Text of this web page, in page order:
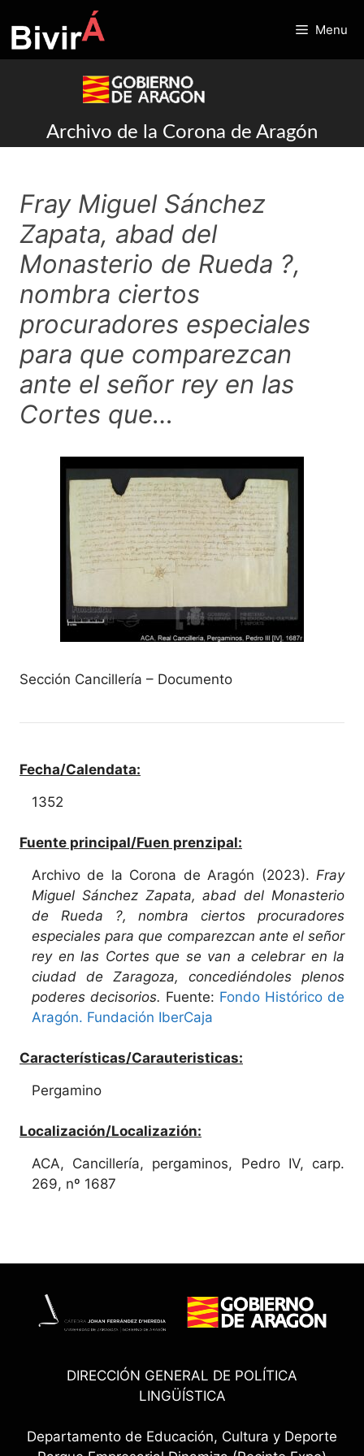
to
content
Menu
Archivo de la Corona de Aragón
Fray Miguel Sánchez
Zapata, abad del
Monasterio de Rueda ?,
nombra ciertos
procuradores especiales
para que comparezcan
ante el señor rey en las
Cortes que…
Sección Cancillería – Documento
Fecha/Calendata:
1352
Fuente principal/Fuen prenzipal:
Archivo de la Corona de Aragón (2023). Fray
Miguel Sánchez Zapata, abad del Monasterio
de Rueda ?, nombra ciertos procuradores
especiales para que comparezcan ante el señor
rey en las Cortes que se van a celebrar en la
ciudad de Zaragoza, concediéndoles plenos
poderes decisorios. Fuente: Fondo Histórico de
Aragón. Fundación IberCaja
Características/Carauteristicas:
Pergamino
Localización/Localizazión:
ACA, Cancillería, pergaminos, Pedro IV, carp.
269, nº 1687
DIRECCIÓN GENERAL DE POLÍTICA
LINGÜÍSTICA
Departamento de Educación, Cultura y Deporte